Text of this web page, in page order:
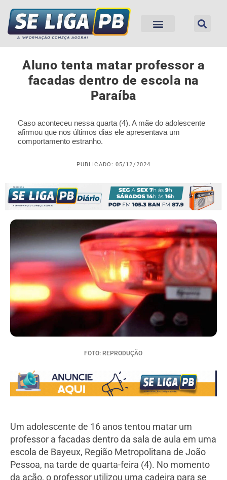
Aluno tenta matar professor a
facadas dentro de escola na
Paraíba
Caso aconteceu nessa quarta (4). A mãe do adolescente
afirmou que nos últimos dias ele apresentava um
comportamento estranho.
PUBLICADO: 05/12/2024
FOTO: REPRODUÇÃO
Um adolescente de 16 anos tentou matar um
professor a facadas dentro da sala de aula em uma
escola de Bayeux, Região Metropolitana de João
Pessoa, na tarde de quarta-feira (4). No momento
da ação, o professor utilizou uma cadeira para se